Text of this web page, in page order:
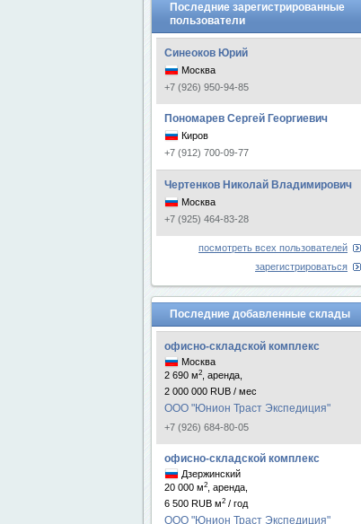
Последние зарегистрированные
пользователи
Синеоков Юрий
Москва
+7 (926) 950-94-85
Пономарев Сергей Георгиевич
Киров
+7 (912) 700-09-77
Чертенков Николай Владимирович
Москва
+7 (925) 464-83-28
посмотреть всех пользователей
зарегистрироваться
Последние добавленные склады
офисно-складской комплекс
Москва
2 690 м2
, аренда,
2 000 000 RUB / мес
ООО "Юнион Траст Экспедиция"
+7 (926) 684-80-05
офисно-складской комплекс
Дзержинский
20 000 м2
, аренда,
6 500 RUB м2 / год
ООО "Юнион Траст Экспедиция"